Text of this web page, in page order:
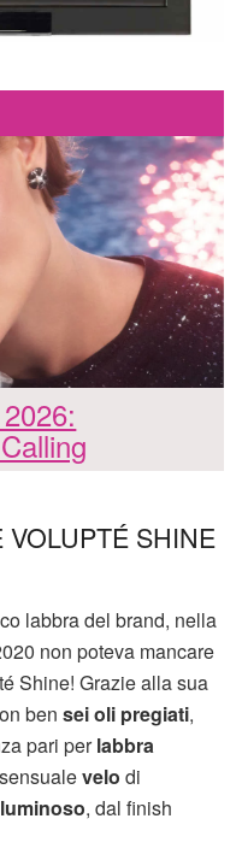
SHINE
labbra del brand, nella
non poteva mancare
Shine! Grazie alla sua
ben sei oli pregiati,
pari perlabbra
velo di
, dal finish